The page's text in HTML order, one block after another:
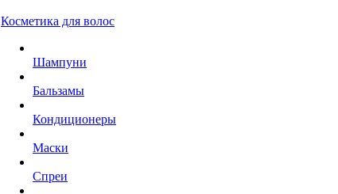
Косметика для волос
Шампуни
Бальзамы
Кондиционеры
Маски
Спреи